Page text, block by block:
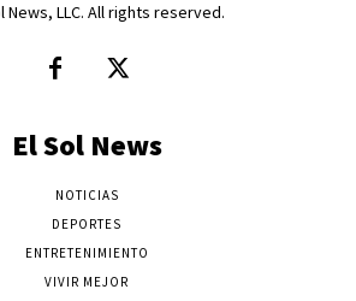
News, LLC. All rights reserved.
El Sol News
NOTICIAS
DEPORTES
ENTRETENIMIENTO
VIVIR MEJOR